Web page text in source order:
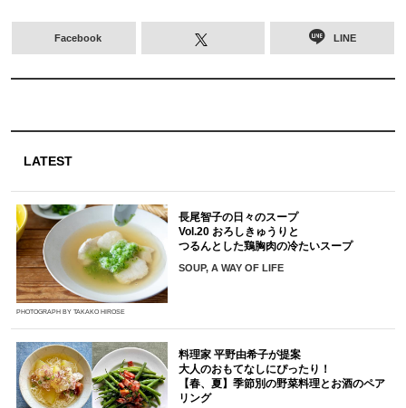
Facebook LINE
LATEST
PHOTOGRAPH BY TAKAKO HIROSE
長尾智子の日々のスープ
Vol.20 おろしきゅうりと
つるんとした鶏胸肉の冷たいスープ
SOUP, A WAY OF LIFE
料理家 平野由希子が提案
大人のおもてなしにぴったり！
【春、夏】季節別の野菜料理とお酒のペア
リング